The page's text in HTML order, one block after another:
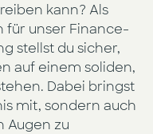
kann? Als
für unser Finance-
stellst du sicher,
auf einem soliden,
Dabei bringst
mit, sondern auch
Augen zu